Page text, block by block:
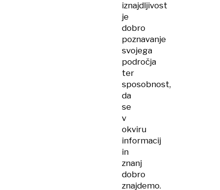
iznajdljivost
je
dobro
poznavanje
svojega
področja
ter
sposobnost,
da
se
v
okviru
informacij
in
znanj
dobro
znajdemo.